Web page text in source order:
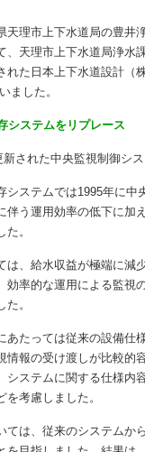
理市上下水道局の豊井
、天理市上下水道局浄水
れた日本上下水道設計（
ました。
システムをリプレース
された中央監視制御シ
システムでは1995年に中
伴う運用効率の低下に加
。
、給水収益が極端に減
効率的な運用による監視
。
たっては従来の設備仕
情報の受け渡しが比較的
システムに関する仕様内
考慮しました。
は、従来のシステムか